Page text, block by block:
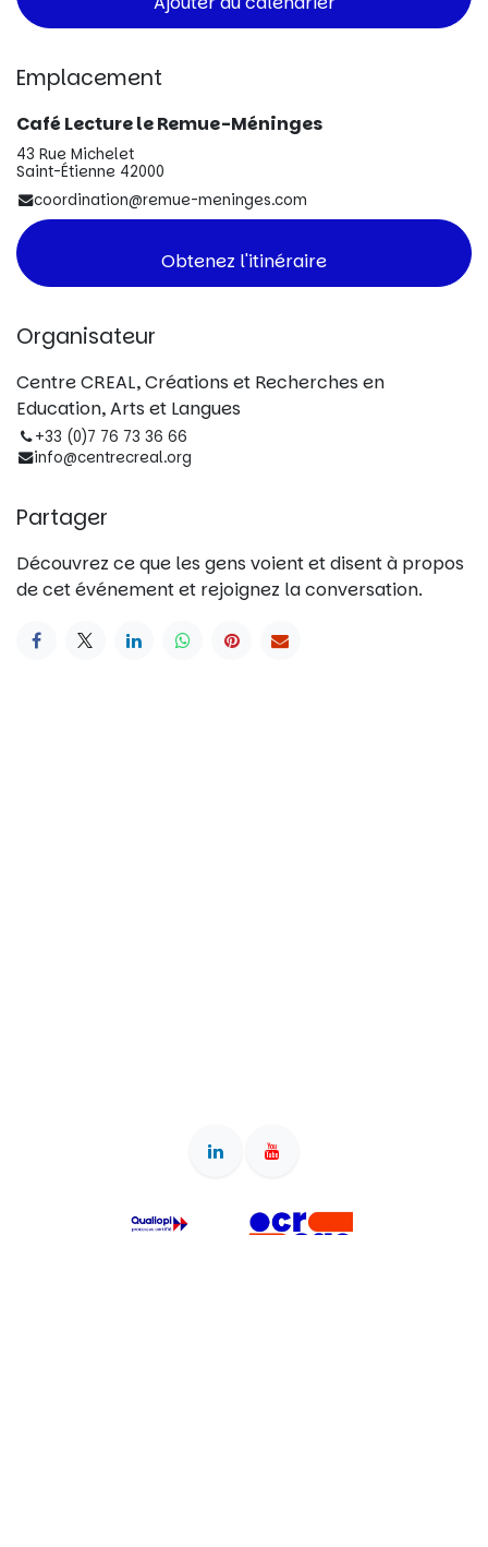
Emplacement
Café Lecture le Remue-Méninges
43 Rue Michelet
Saint-Étienne 42000
coordination@remue-meninges.com
Obtenez l'itinéraire
Organisateur
Centre CREAL, Créations et Recherches en
Education, Arts et Langues
+33 (0)7 76 73 36 66
info@centrecreal.org
Partager
Découvrez ce que les gens voient et disent à propos
de cet événement et rejoignez la conversation.